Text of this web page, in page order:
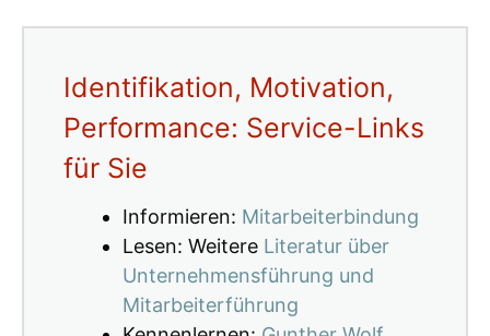
Identifikation, Motivation,
Performance: Service-Links
für Sie
Informieren: Mitarbeiterbindung
Lesen: Weitere Literatur über
Unternehmensführung und
Mitarbeiterführung